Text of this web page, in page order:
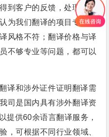
到客户的反馈，处理客户
为我们翻译的项目专业词
风格不符；翻译价格与译
不够专业等问题，都可以
译和涉外证件证明翻译需
司是国内具有涉外翻译资
提供60余语言翻译服务，
，可根据不同行业领域、